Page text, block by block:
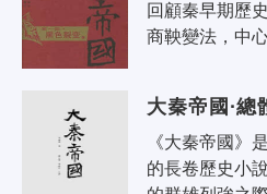
回顧秦早期歷
商鞅變法，中
重..
大秦帝國·總
《大秦帝國》
的長卷歷史小